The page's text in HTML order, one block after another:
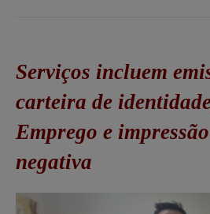
Serviços incluem
carteira de
Emprego e
negativa